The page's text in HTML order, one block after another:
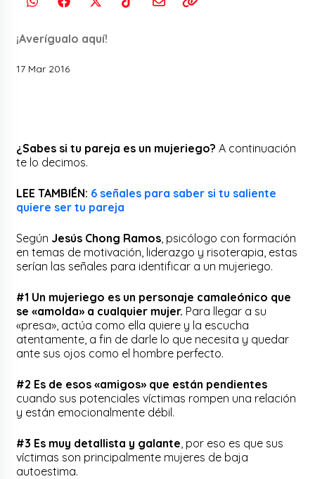
¡Averígualo aquí!
17 Mar 2016
¿Sabes si tu pareja es un mujeriego? A continuación
te lo decimos.
LEE TAMBIÉN: 6 señales para saber si tu saliente
quiere ser tu pareja
Según Jesús Chong Ramos , psicólogo con formación
en temas de motivación, liderazgo y risoterapia, estas
serían las señales para identificar a un mujeriego.
#1 Un mujeriego es un personaje camaleónico que
se «amolda» a cualquier mujer. Para llegar a su
«presa», actúa como ella quiere y la escucha
atentamente, a fin de darle lo que necesita y quedar
ante sus ojos como el hombre perfecto.
#2 Es de esos «amigos» que están pendientes
cuando sus potenciales víctimas rompen una relación
y están emocionalmente débil.
#3 Es muy detallista y galante , por eso es que sus
víctimas son principalmente mujeres de baja
autoestima.